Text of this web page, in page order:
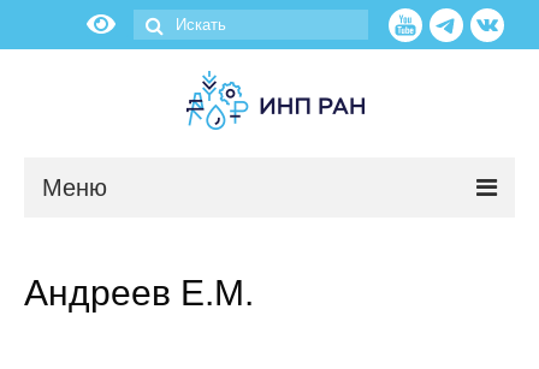
Меню
О нас
Андреев Е.М.